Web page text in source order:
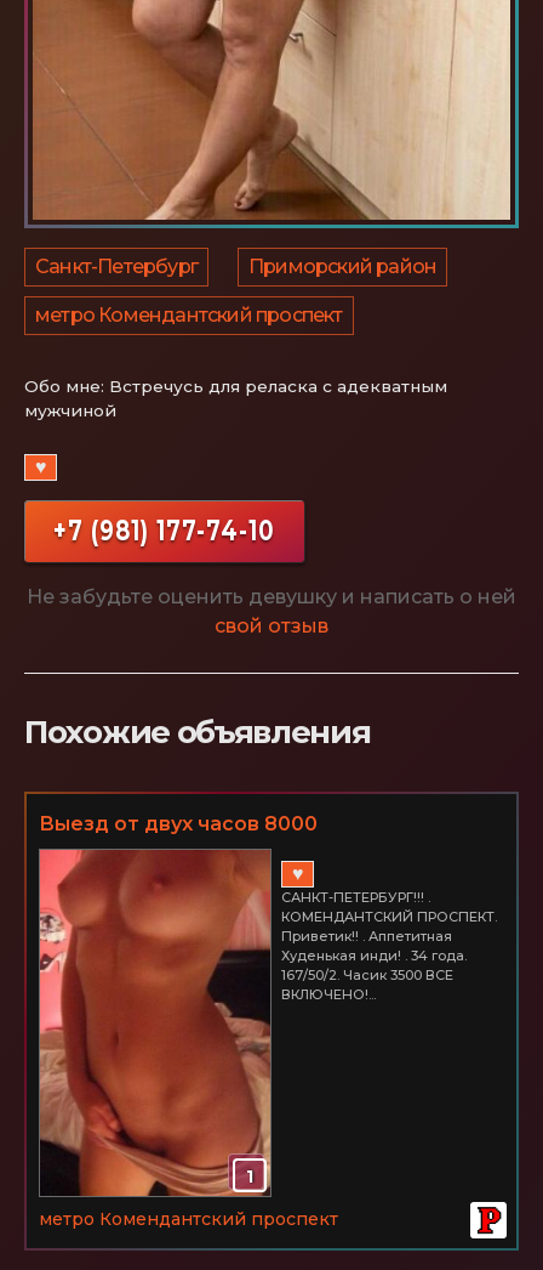
Санкт-Петербург Приморский район
метро Комендантский проспект
Обо мне: Встречусь для реласка с адекватным
мужчиной
♥
+7 (981) 177-74-10
Не забудьте оценить девушку и написать о ней
свой отзыв
Похожие объявления
Выезд от двух часов 8000
1
♥
САНКТ-ПЕТЕРБУРГ!!! .
КОМЕНДАНТСКИЙ ПРОСПЕКТ.
Приветик!! . Аппетитная
Худенькая инди! . 34 года.
167/50/2. Часик 3500 ВСЕ
ВКЛЮЧЕНО!...
метро Комендантский проспект